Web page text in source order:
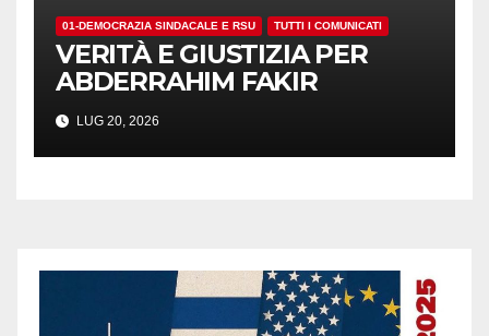
01-DEMOCRAZIA SINDACALE E RSU TUTTI I COMUNICATI
VERITÀ E GIUSTIZIA PER
ABDERRAHIM FAKIR
LUG 20, 2026